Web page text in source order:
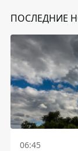
ПОСЛЕДНИЕ
06:45